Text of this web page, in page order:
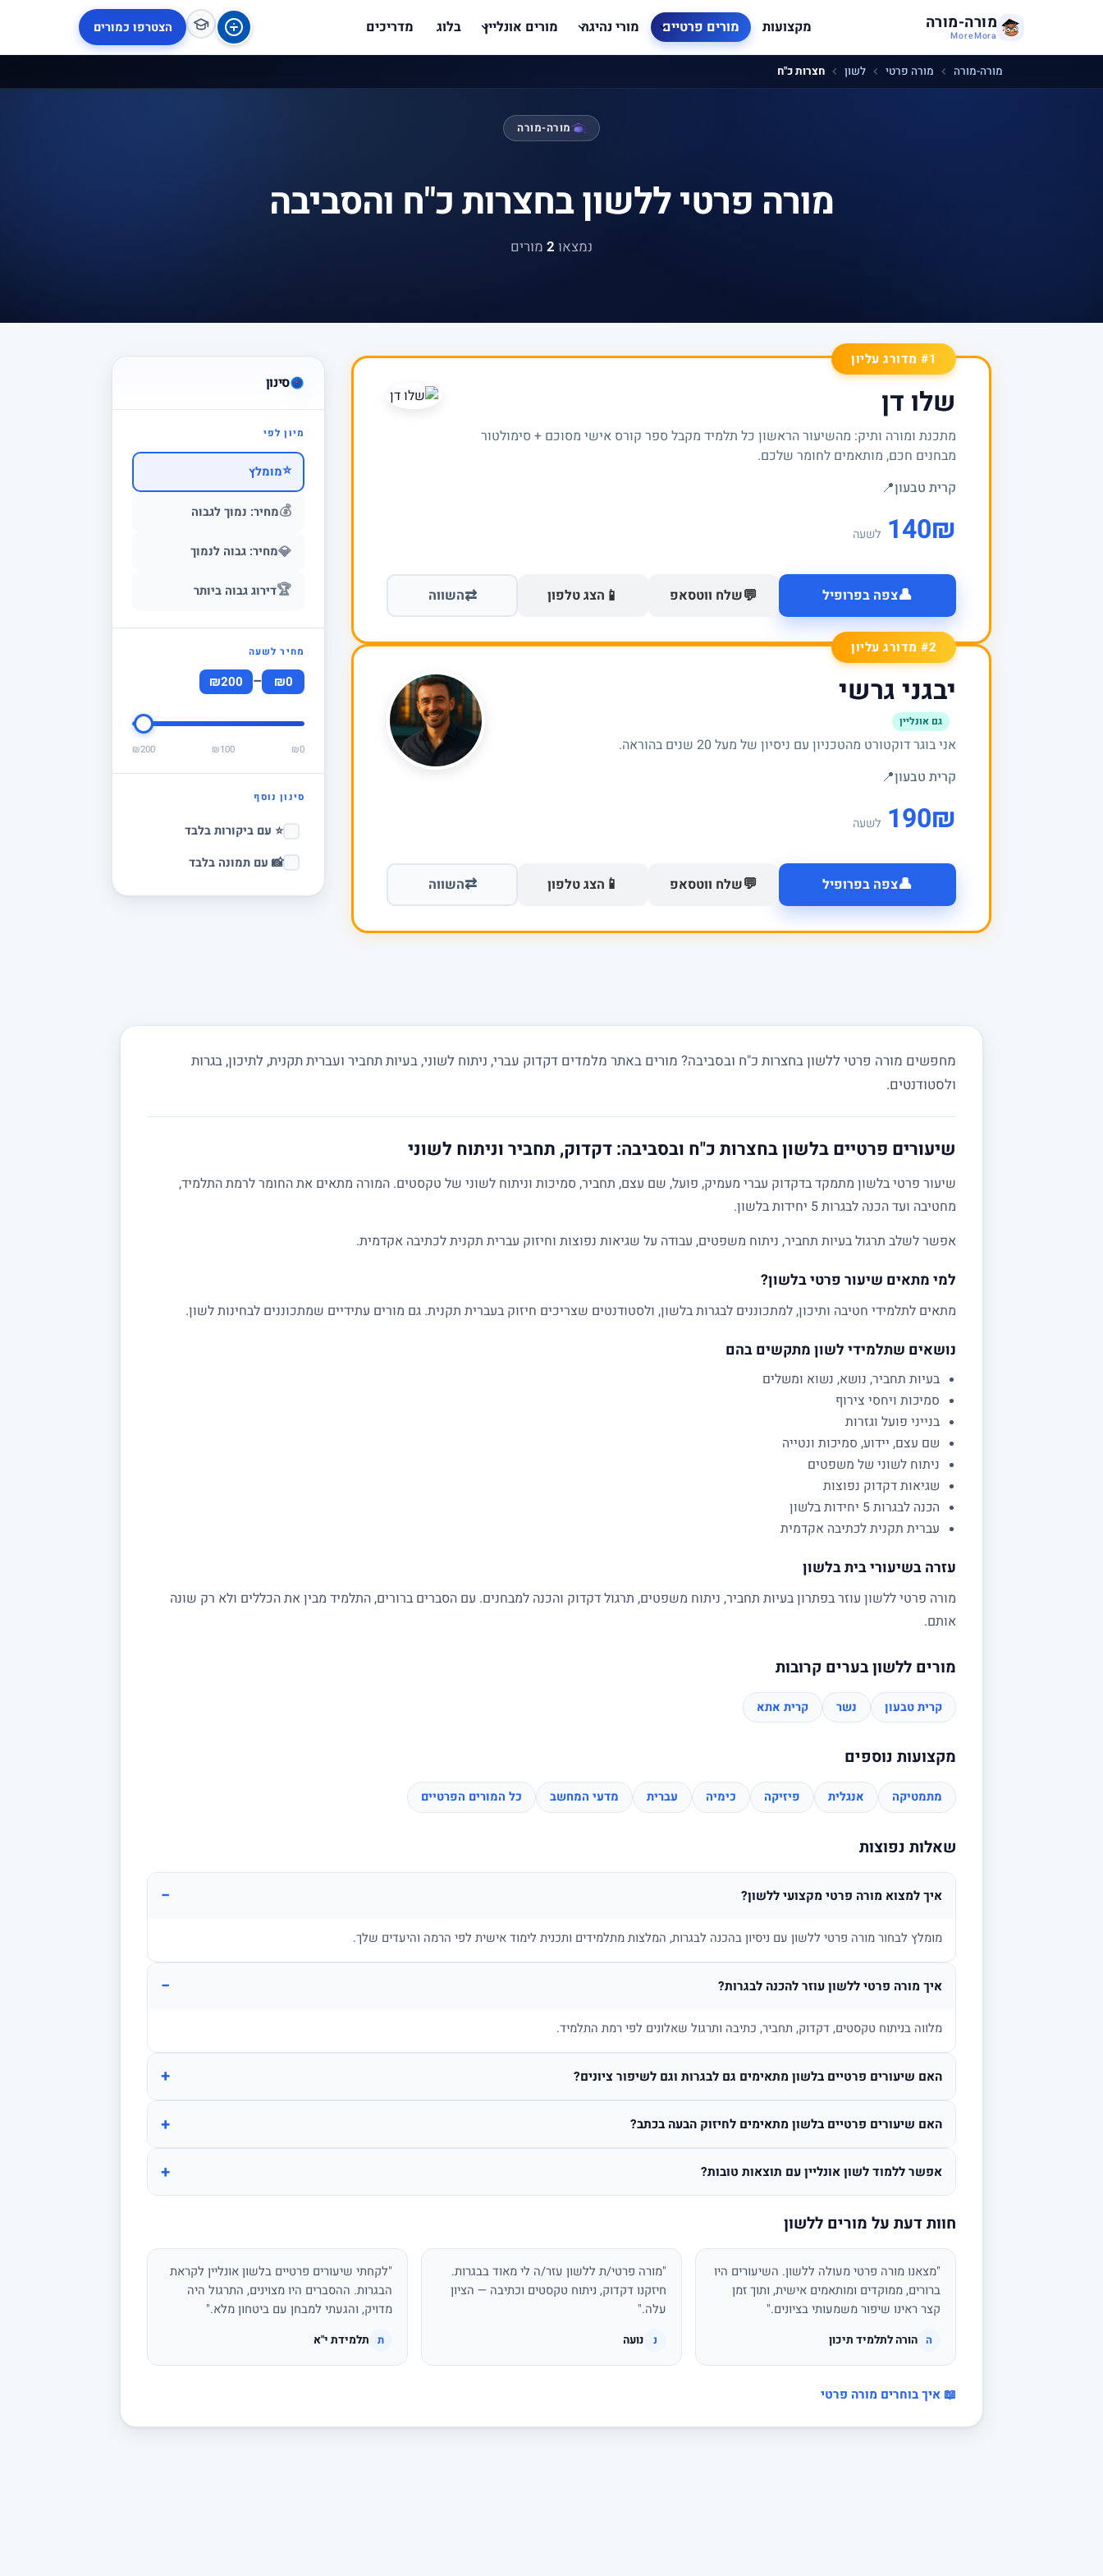
מורה-מורה
MoreMora מקצועות מורים פרטיים מורי נהיגה מורים אונליין בלוג מדריכים הצטרפו כמורים
מורה-מורה מורה פרטי לשון חצרות כ"ח
מורה-מורה
מורה פרטי ללשון בחצרות כ"ח והסביבה
נמצאו 2 מורים
סינון
מיון לפי
⭐מומלץ
💰מחיר: נמוך לגבוה
💎מחיר: גבוה לנמוך
🏆דירוג גבוה ביותר
מחיר לשעה
₪0
–
₪200
₪0
₪100
₪200
סינון נוסף
⭐ עם ביקורות בלבד
📸 עם תמונה בלבד
#1 מדורג עליון
שלו דן
מתכנת ומורה ותיק: מהשיעור הראשון כל תלמיד מקבל ספר קורס אישי מסוכם + סימולטור
מבחנים חכם, מותאמים לחומר שלכם.
קרית טבעון📍
₪
140 לשעה
👤צפה בפרופיל 💬שלח ווטסאפ 📱 הצג טלפון ⇄השווה
#2 מדורג עליון
יבגני גרשי
גם אונליין
אני בוגר דוקטורט מהטכניון עם ניסיון של מעל 20 שנים בהוראה.
קרית טבעון📍
₪
190 לשעה
👤צפה בפרופיל 💬שלח ווטסאפ 📱 הצג טלפון ⇄השווה
מחפשים מורה פרטי ללשון בחצרות כ"ח ובסביבה? מורים באתר מלמדים דקדוק עברי, ניתוח לשוני, בעיות תחביר ועברית תקנית, לתיכון, בגרות
ולסטודנטים.
שיעורים פרטיים בלשון בחצרות כ"ח ובסביבה: דקדוק, תחביר וניתוח לשוני
שיעור פרטי בלשון מתמקד בדקדוק עברי מעמיק, פועל, שם עצם, תחביר, סמיכות וניתוח לשוני של טקסטים. המורה מתאים את החומר לרמת התלמיד,
מחטיבה ועד הכנה לבגרות 5 יחידות בלשון.
אפשר לשלב תרגול בעיות תחביר, ניתוח משפטים, עבודה על שגיאות נפוצות וחיזוק עברית תקנית לכתיבה אקדמית.
למי מתאים שיעור פרטי בלשון?
מתאים לתלמידי חטיבה ותיכון, למתכוננים לבגרות בלשון, ולסטודנטים שצריכים חיזוק בעברית תקנית. גם מורים עתידיים שמתכוננים לבחינות לשון.
נושאים שתלמידי לשון מתקשים בהם
בעיות תחביר, נושא, נשוא ומשלים
סמיכות ויחסי צירוף
בנייני פועל וגזרות
שם עצם, יידוע, סמיכות ונטייה
ניתוח לשוני של משפטים
שגיאות דקדוק נפוצות
הכנה לבגרות 5 יחידות בלשון
עברית תקנית לכתיבה אקדמית
עזרה בשיעורי בית בלשון
מורה פרטי ללשון עוזר בפתרון בעיות תחביר, ניתוח משפטים, תרגול דקדוק והכנה למבחנים. עם הסברים ברורים, התלמיד מבין את הכללים ולא רק שונה
אותם.
מורים ללשון בערים קרובות
קרית טבעון נשר קרית אתא
מקצועות נוספים
מתמטיקה אנגלית פיזיקה כימיה עברית מדעי המחשב כל המורים הפרטיים
שאלות נפוצות
איך למצוא מורה פרטי מקצועי ללשון? −
מומלץ לבחור מורה פרטי ללשון עם ניסיון בהכנה לבגרות, המלצות מתלמידים ותכנית לימוד אישית לפי הרמה והיעדים שלך.
איך מורה פרטי ללשון עוזר להכנה לבגרות? −
מלווה בניתוח טקסטים, דקדוק, תחביר, כתיבה ותרגול שאלונים לפי רמת התלמיד.
האם שיעורים פרטיים בלשון מתאימים גם לבגרות וגם לשיפור ציונים? +
האם שיעורים פרטיים בלשון מתאימים לחיזוק הבעה בכתב? +
אפשר ללמוד לשון אונליין עם תוצאות טובות? +
חוות דעת על מורים ללשון
"מצאנו מורה פרטי מעולה ללשון. השיעורים היו
ברורים, ממוקדים ומותאמים אישית, ותוך זמן
קצר ראינו שיפור משמעותי בציונים."
ה הורה לתלמיד תיכון
"מורה פרטי/ת ללשון עזר/ה לי מאוד בבגרות.
חיזקנו דקדוק, ניתוח טקסטים וכתיבה — הציון
עלה."
נ נועה
"לקחתי שיעורים פרטיים בלשון אונליין לקראת
הבגרות. ההסברים היו מצוינים, התרגול היה
מדויק, והגעתי למבחן עם ביטחון מלא."
ת תלמידת י"א
📖 איך בוחרים מורה פרטי